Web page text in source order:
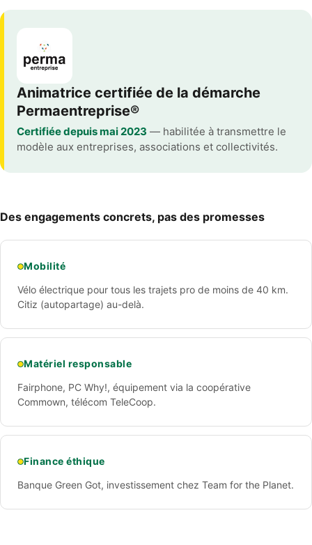
Animatrice certifiée de la démarche
Permaentreprise®
Certifiée depuis mai 2023 — habilitée à transmettre le
modèle aux entreprises, associations et collectivités.
Des engagements concrets, pas des promesses
Mobilité
Vélo électrique pour tous les trajets pro de moins de 40 km.
Citiz (autopartage) au-delà.
Matériel responsable
Fairphone, PC Why!, équipement via la coopérative
Commown, télécom TeleCoop.
Finance éthique
Banque Green Got, investissement chez Team for the Planet.